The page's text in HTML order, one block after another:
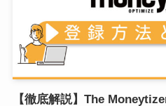
【徹底解説】The